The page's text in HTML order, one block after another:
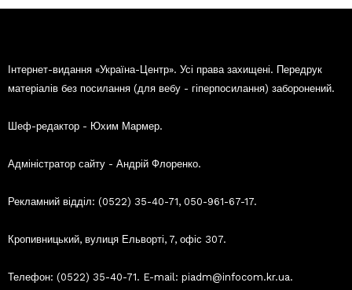
Інтернет-видання «Україна-Центр». Усі права захищені. Передрук
матеріалів без посилання (для вебу - гіперпосилання) заборонений.
Шеф-редактор - Юхим Мармер.
Адміністратор сайту - Андрій Флоренко.
Рекламний відділ: (0522) 35-40-71, 050-961-67-17.
Кропивницький, вулиця Ельворті, 7, офіс 307.
Телефон: (0522) 35-40-71. E-mail: piadm@infocom.kr.ua.